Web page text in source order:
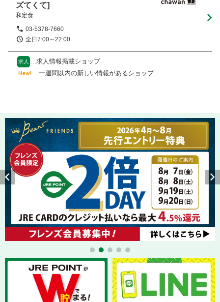
ズてくて]
和定食
03-5378-7660
全日7:00～22:00
求人 …求人情報掲載ショップ
New! …一週間以内の新しい情報があるショップ